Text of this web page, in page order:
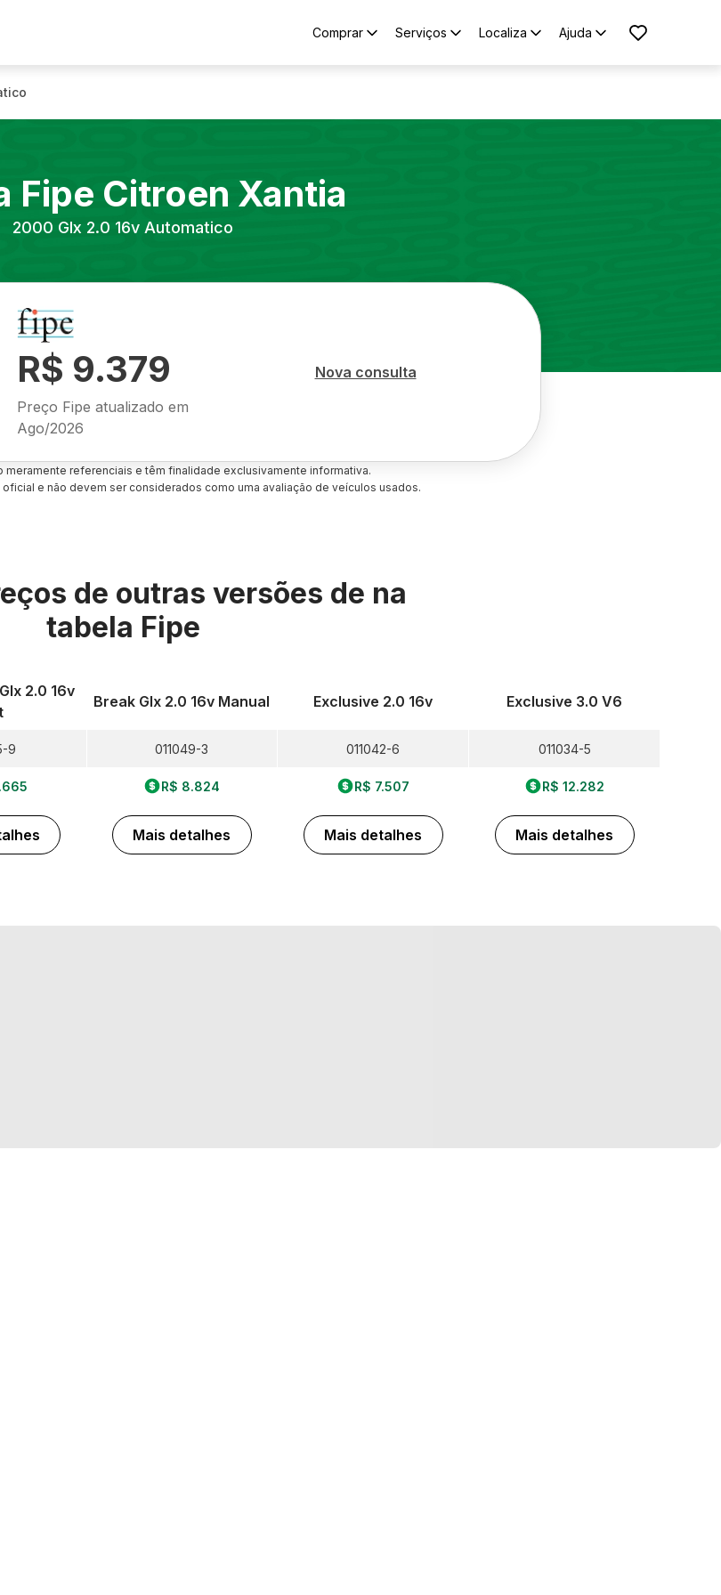
Comprar Serviços Localiza Ajuda
Fipe Citroen Xantia
2000 Glx 2.0 16v Automatico
R$ 9.379
Preço Fipe atualizado em
Ago/2026
Nova consulta
meramente referenciais e têm finalidade exclusivamente informativa.
e não devem ser considerados como uma avaliação de veículos usados.
de outras versões de na
tabela Fipe
2.0 16v
9
Break Glx 2.0 16v Manual
011049-3
R$ 8.824
Mais detalhes
Exclusive 2.0 16v
011042-6
R$ 7.507
Mais detalhes
Exclusive 3.0 V6
011034-5
R$ 12.282
Mais detalhes